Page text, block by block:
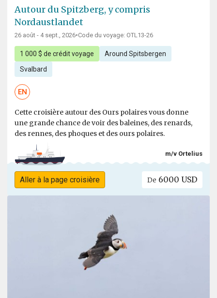
Autour du Spitzberg, y compris
Nordaustlandet
26 août - 4 sept., 2026•Code du voyage: OTL13-26
1 000 $ de crédit voyage Around Spitsbergen
Svalbard
EN
Cette croisière autour des Ours polaires vous donne
une grande chance de voir des baleines, des renards,
des rennes, des phoques et des ours polaires.
m/v Ortelius
Aller à la page croisière De 6000 USD